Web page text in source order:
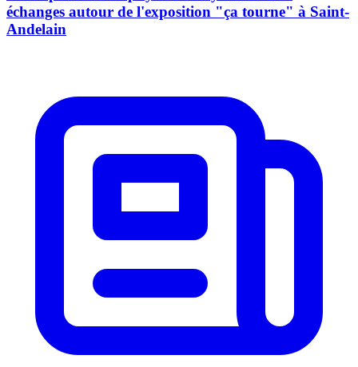
échanges autour de l'exposition "ça tourne" à Saint-
Andelain